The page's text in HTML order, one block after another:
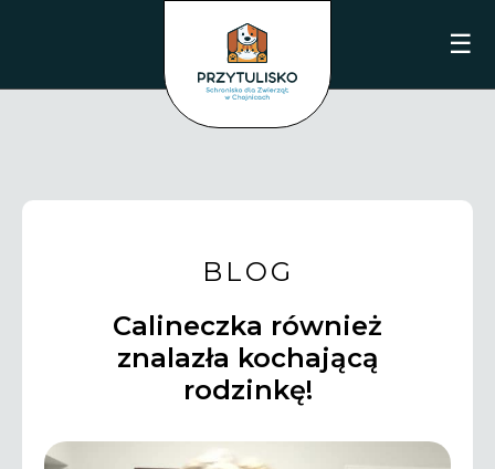
☰
BLOG
Calineczka również
znalazła kochającą
rodzinkę!